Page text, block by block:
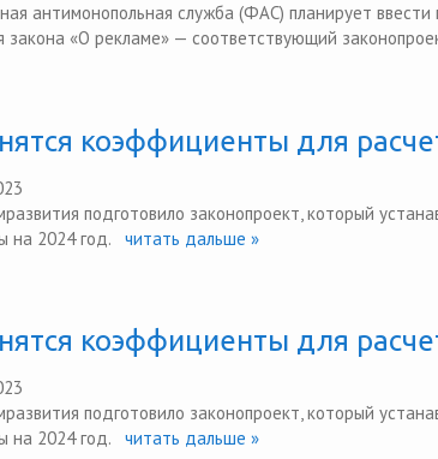
антимонопольная служба (ФАС) планирует
закона «О рекламе» — соответствующий
коэффициенты для
подготовило законопроект, который
на 2024 год. читать дальше »
коэффициенты для
подготовило законопроект, который
на 2024 год. читать дальше »